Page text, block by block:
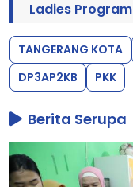
Ladies Program
TANGERANG KOTA
DP3AP2KB
PKK
Berita Serupa